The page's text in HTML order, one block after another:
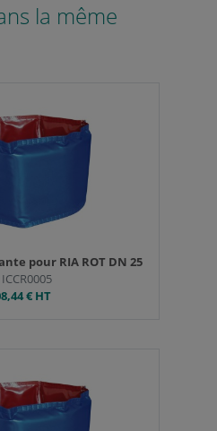
la même
pour RIA ROT DN 25
€ HT